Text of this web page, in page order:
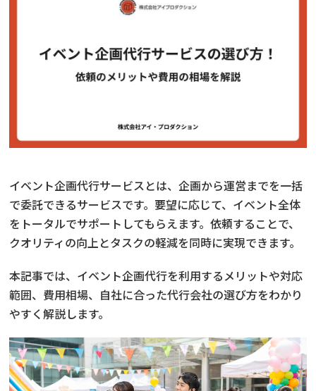
イベント企画代行サービスとは、企画から運営までを一括
で委託できるサービスです。要望に応じて、イベント全体
をトータルでサポートしてもらえます。依頼することで、
クオリティの向上とタスクの軽減を同時に実現できます。
本記事では、イベント企画代行を利用するメリットや対応
範囲、費用相場、自社に合った代行会社の選び方をわかり
やすく解説します。